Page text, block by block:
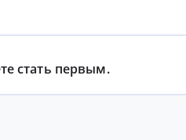
стать первым.